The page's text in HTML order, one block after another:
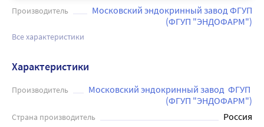
Производитель
Московский эндокринный завод ФГУП
(ФГУП "ЭНДОФАРМ")
Все характеристики
Характеристики
Производитель
Московский эндокринный завод  ФГУП
(ФГУП "ЭНДОФАРМ")
Страна производитель Россия